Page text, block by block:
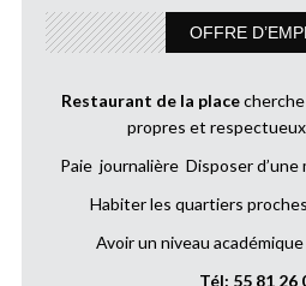
OFFRE
Restaurant de la placecherche
propres et
Paie journalière Disposer
Habiter les quartiers
Avoir un niveau
Tél: 55 81 26